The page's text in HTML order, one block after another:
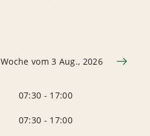
Woche vom 3 Aug., 2026
07:30 - 17:00
07:30 - 17:00